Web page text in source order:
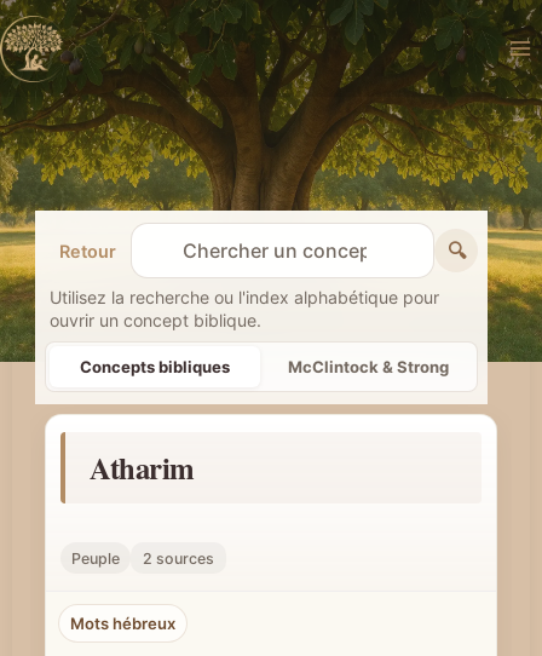
Aller
au
contenu
Retour
R
e
c
h
e
c
n
🔍
Utilisez la recherche ou l'index alphabétique pour
ouvrir un concept biblique.
Concepts bibliques McClintock & Strong
Atharim
Peuple 2 sources
Mots hébreux